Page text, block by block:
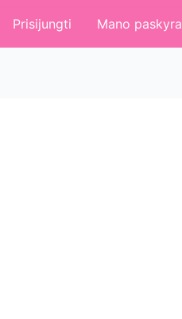
Prisijungti Mano paskyra